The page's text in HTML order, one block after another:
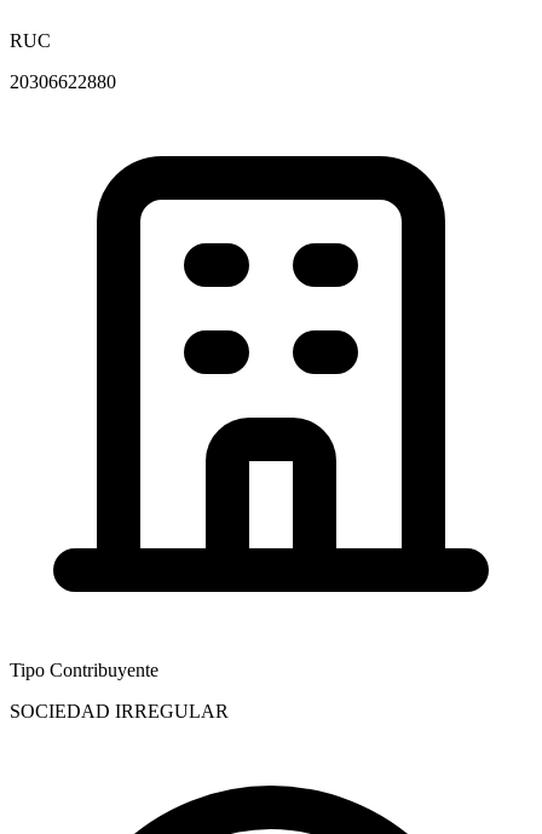
RUC
20306622880
Tipo Contribuyente
SOCIEDAD IRREGULAR